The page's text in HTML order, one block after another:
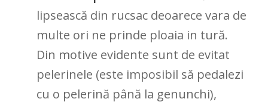
lipsească din rucsac deoarece vara de
multe ori ne prinde ploaia in tură.
Din motive evidente sunt de evitat
pelerinele (este imposibil să pedalezi
cu o pelerină până la genunchi),